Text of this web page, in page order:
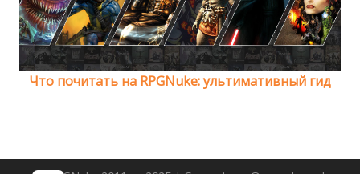
Что почитать на RPGNuke: ультимативный гид